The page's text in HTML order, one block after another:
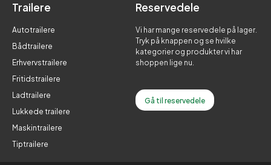
Trailere
Autotrailere
Bådtrailere
Erhvervstrailere
Fritidstrailere
Ladtrailere
Lukkede trailere
Maskintrailere
Tiptrailere
Reservedele
Vi har mange reservedele på lager.
Tryk på knappen og se hvilke
kategorier og produkter vi har
shoppen lige nu.
Gå til reservedele